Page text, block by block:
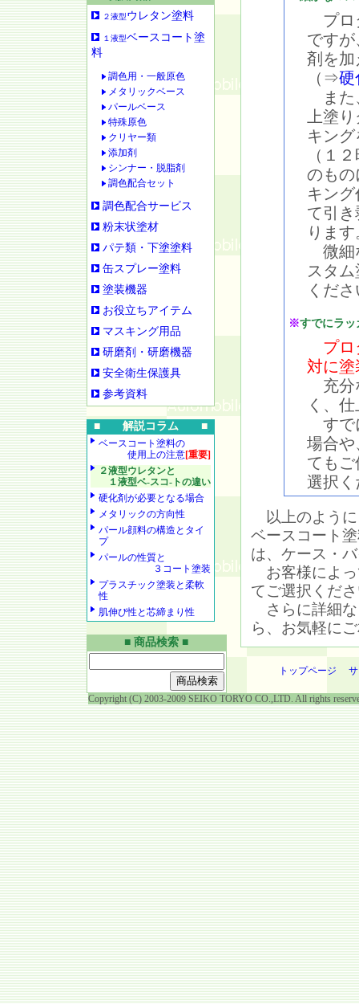
プロ
です
剤を加
（⇒硬
また
上塗
キン
（１
のもの
キン
て引
ります
微細
スタ
くだ
※すでにラッ
プ
対に
充分
く、
すで
場合や
ても
選択く
以上のように
ベースコート
は、ケース・
お客様によっ
てご選択くだ
さらに詳細な
ら、お気軽に
トップページ
２液型ウレタン塗料
１液型ベースコート塗
料
調色用・一般原色
メタリックベース
パールベース
特殊原色
クリヤー類
添加剤
シンナー・脱脂剤
調色配合セット
調色配合サービス
粉末状塗材
パテ類・下塗塗料
缶スプレー塗料
塗装機器
お役立ちアイテム
マスキング用品
研磨剤・研磨機器
安全衛生保護具
参考資料
■ 解説コラム ■
ベースコート塗料の
使用上の注意[重要]
２液型ウレタンと
１液型ベ-スコ-トの違い
硬化剤が必要となる場合
メタリックの方向性
パール顔料の構造とタイ
プ
パールの性質と
３コート塗装
プラスチック塗装と柔軟
性
肌伸び性と芯締まり性
■ 商品検索 ■
Copyright (C) 2003-2009 SEIKO TORYO CO.,LTD. All rights